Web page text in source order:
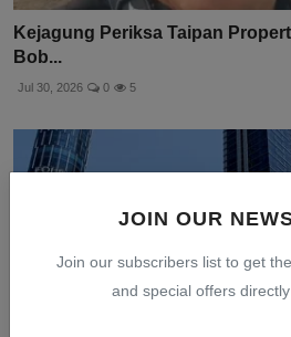
JOIN OUR
Join our subscribers list to get
and special offers
Kejagung Periksa Taipan
Bob...
Jul 30, 2026 0 5